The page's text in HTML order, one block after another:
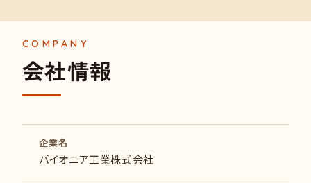
会社情報
企業名
パイオニア工業株式会社